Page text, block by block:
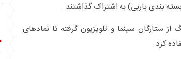
بندی باربی) به اشتراک گذاشتند.
از ستارگان سینما و تلویزیون گرفته تا نمادهای
کرد.